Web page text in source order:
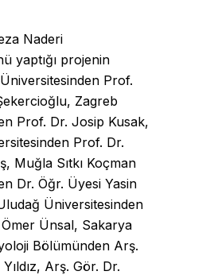
Naderi
yaptığı projenin
Prof.
Zagreb
Prof. Dr. Josip Kusak,
Prof. Dr.
Muğla Sıtkı Koçman
Dr. Öğr. Üyesi Yasin
Üniversitesinden
Ünsal, Sakarya
Bölümünden Arş.
Arş. Gör. Dr.